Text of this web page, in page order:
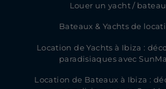
Louer un yacht /
Bateaux & Yachts de
Location de Yachts à Ibiza :
paradisiaques avec
Location de Bateaux à Ibiza :